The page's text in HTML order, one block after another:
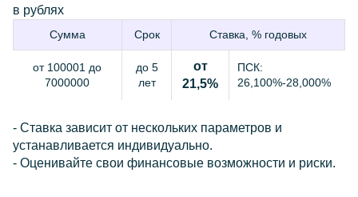
в рублях
Сумма Срок Ставка, % годовых
от 100001 до
7000000
до 5
лет
от
21,5%
ПСК:
26,100%-28,000%
- Ставка зависит от нескольких параметров и
устанавливается индивидуально.
- Оценивайте свои финансовые возможности и риски.